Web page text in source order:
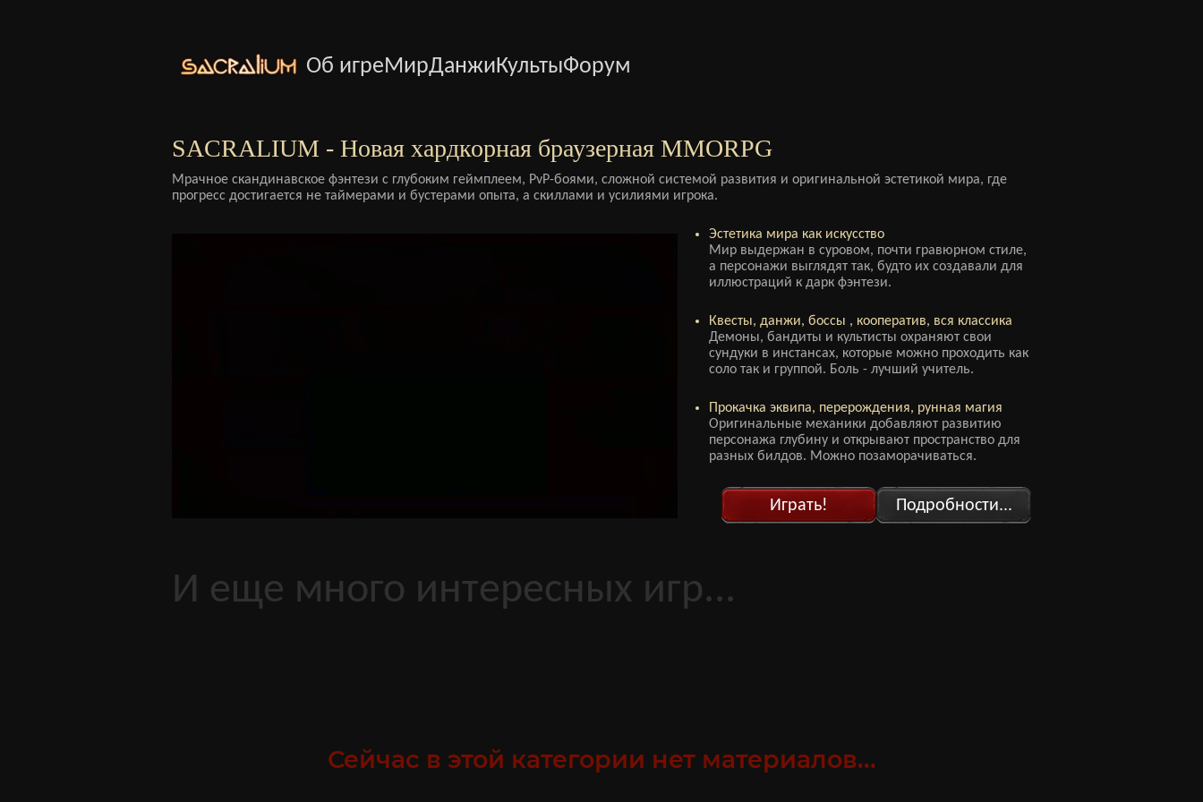
Об игреМирДанжиКультыФорум
SACRALIUM - Новая хардкорная браузерная MMORPG
Мрачное скандинавское фэнтези с глубоким геймплеем, PvP-боями, сложной системой развития и оригинальной эстетикой мира, где
прогресс достигается не таймерами и бустерами опыта, а скиллами и усилиями игрока.
Эстетика мира как искусство
Мир выдержан в суровом, почти гравюрном стиле,
а персонажи выглядят так, будто их создавали для
иллюстраций к дарк фэнтези.
Квесты, данжи, боссы , кооператив, вся классика
Демоны, бандиты и культисты охраняют свои
сундуки в инстансах, которые можно проходить как
соло так и группой. Боль - лучший учитель.
Прокачка эквипа, перерождения, рунная магия
Оригинальные механики добавляют развитию
персонажа глубину и открывают пространство для
разных билдов. Можно позаморачиваться.
Играть! Подробности...
И еще много интересных игр...
Сейчас в этой категории нет материалов...